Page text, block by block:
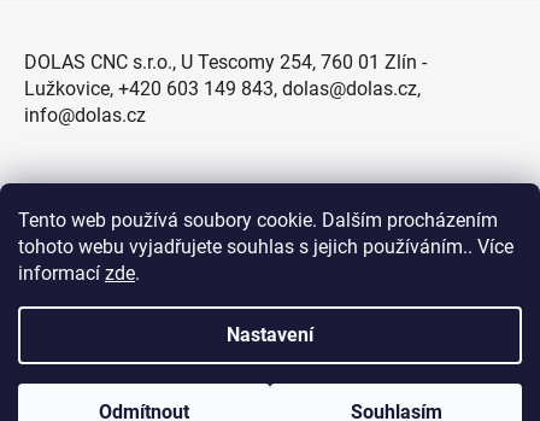
Tento web používá soubory cookie. Dalším procházením
tohoto webu vyjadřujete souhlas s jejich používáním.. Více
informací zde.
Nastavení
Odmítnout Souhlasím
DOLAS CNC s.r.o., U Tescomy 254, 760 01 Zlín -
Lužkovice, +420 603 149 843, dolas@dolas.cz,
info@dolas.cz